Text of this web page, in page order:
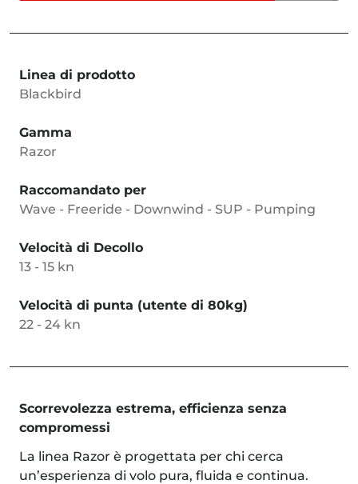
Linea di prodotto
Blackbird
Gamma
Razor
Raccomandato per
Wave - Freeride - Downwind - SUP - Pumping
Velocità di Decollo
13 - 15 kn
Velocità di punta (utente di 80kg)
22 - 24 kn
Scorrevolezza estrema, efficienza senza
compromessi
La linea Razor è progettata per chi cerca
un’esperienza di volo pura, fluida e continua.